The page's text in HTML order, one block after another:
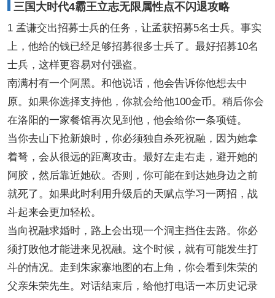
三国大时代4霸王立志无限属性点不闪退攻略
1 孟谦交出招募士兵的任务，让孟获招募5名士兵。事实
上，他给的钱已经足够招募很多士兵了。最好招募10名
士兵，这样更容易对付强盗。
南满村有一个阿黑。和他说话，他会告诉你他想去中
原。如果你选择支持他，你就会给他100金币。稍后你会
在洛阳的一家餐馆再次见到他，他会给你一条项链。
当你去山下抢新娘时，你必须独自杀死祝融，因为她拿
着弩，会从很远的距离攻击。最好左走右走，避开她的
阿胶，然后靠近她砍。否则，你可能在到达她身边之前
就死了。如果此时利用升级后的天赋点学习一两招，战
斗起来会更加轻松。
当向祝融求婚时，路上会出现一个洞主挡住去路。你必
须打败他才能进来见祝融。这个时候，就有可能发生打
斗的情况。走到朱家寨地图的右上角，你会看到朱荣的
父亲朱荣先生。对话结束后，给他打电话一本历史记录